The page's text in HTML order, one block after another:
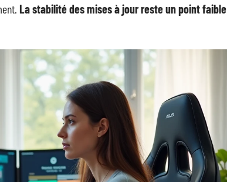
La stabilité des mises à jour reste un point faible